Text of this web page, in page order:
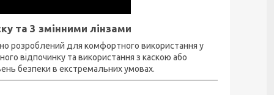
та 3 змінними лінзами
розроблений для комфортного використання у
відпочинку та використання з каскою або
безпеки в екстремальних умовах.